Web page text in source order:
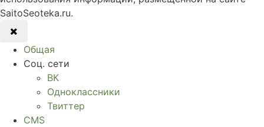
SaitoSeoteka.ru.
Общая
Соц. сети
ВК
Одноклассники
Твиттер
CMS